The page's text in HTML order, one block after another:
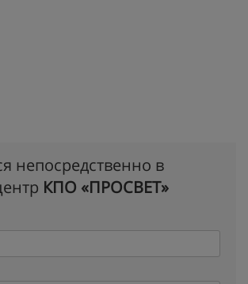
непосредственно в
КПО «ПРОСВЕТ»